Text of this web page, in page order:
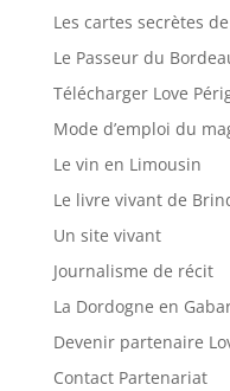
Les cartes secrètes
Le Passeur du
Télécharger Love
Mode d’emploi du
Le vin en Limousin
Le livre vivant de
Un site vivant
Journalisme de récit
La Dordogne en
Devenir partenaire
Contact Partenariat